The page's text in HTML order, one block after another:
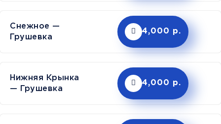
Снежное —
Грушевка
4,000 р.
Нижняя Крынка
— Грушевка
4,000 р.